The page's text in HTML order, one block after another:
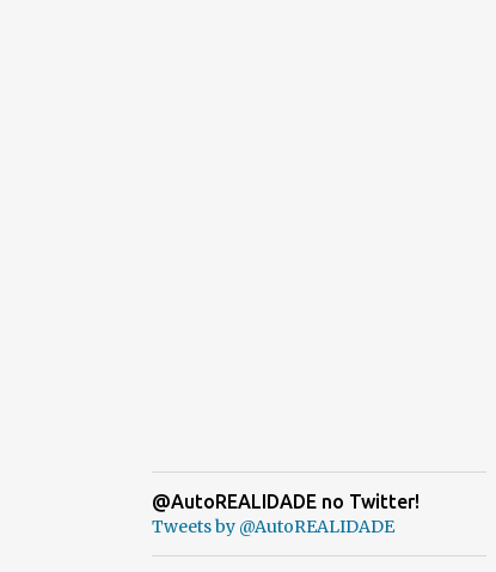
@AutoREALIDADE no Twitter!
Tweets by @AutoREALIDADE